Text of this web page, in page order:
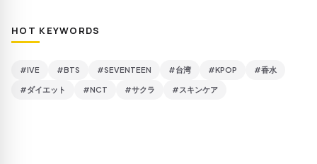
HOT KEYWORDS
#IVE #BTS #SEVENTEEN #台湾 #KPOP #香水
#ダイエット #NCT #サクラ #スキンケア